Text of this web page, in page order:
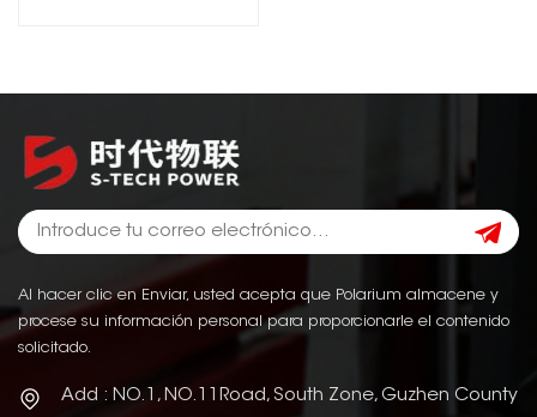
Al hacer clic en Enviar, usted acepta que Polarium almacene y
procese su información personal para proporcionarle el contenido
solicitado.
Add : NO.1, NO.11Road, South Zone, Guzhen County